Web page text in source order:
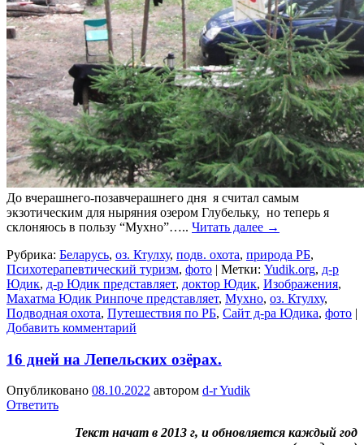
До вчерашнего-позавчерашнего дня я считал самым
экзотическим для ныряния озером Глубельку, но теперь я
склоняюсь в пользу “Мухно”….. Читать далее →
Рубрика: Беларусь, оз. Ктулху, подв. охота, природа РБ,
Психотерапевтический туризм, фото | Метки: Yudik.org, д-р
Юдик, д-р Юдик представляет, доктор Юдик, Изображения,
Махатма Юдик Ринпоче представляет, Мухно, оз. Ктулху,
Подводная охота, Путешествия по РБ, Сайт д-ра Юдика, фото |
Добавить комментарий
16 дней на Лепельских озёрах.
Опубликовано 08.10.2022 автором d-r Yudik
Ответить
Текст начат в 2013 г, и обновляется каждый год